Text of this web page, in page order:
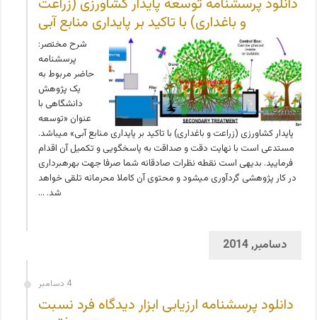
و باغداری) با تاکید بر پایداری منابع آبی
شرح مختصر:
پرسشنامه
حاضر مربوط به
یک پژوهش
دانشگاهی با
عنوان «توسعه
پایدار کشاورزی (زراعت و باغداری) با تاکید بر پایداری منابع آبی» می­باشد.
مستدعی است با نهایت دقت و صداقت به پاسخگویی و تکمیل آن اقدام
فرمایید. بدیهی است نقطه نظرات صادقانه شما صرفا جهت بهره­برداری
در کار پژوهشی گردآوری می­شود و محتوی آن کاملا محرمانه تلقی خواهد
شد. …
دسامبر, 2014
4 دسامبر
دانلود پرسشنامه ارزيابی ابزار ديدگاه فرد نسبت